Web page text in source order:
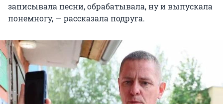
записывала песни, обрабатывала, ну и выпускала
понемногу, — рассказала подруга.